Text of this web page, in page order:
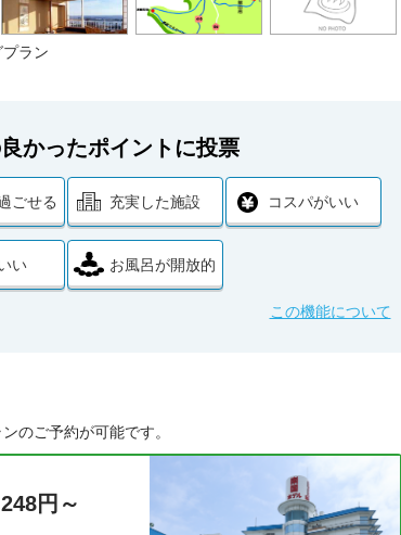
ラン
かったポイントに投票
ごせる 充実した施設 コスパがいい
い お風呂が開放的
この機能について
のご予約が可能です。
円～